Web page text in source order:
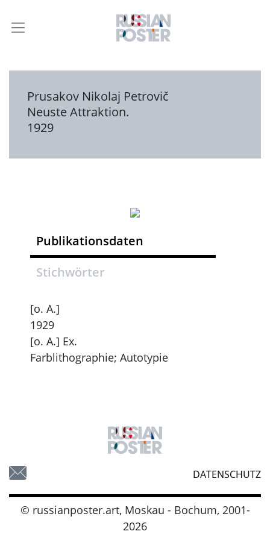
Prusakov Nikolaj Petrovič
Neuste Attraktion.
1929
Publikationsdaten
Stichwörter
[o. A.]
1929
[o. A.] Ex.
Farblithographie; Autotypie
DATENSCHUTZ
© russianposter.art, Moskau - Bochum, 2001-
2026